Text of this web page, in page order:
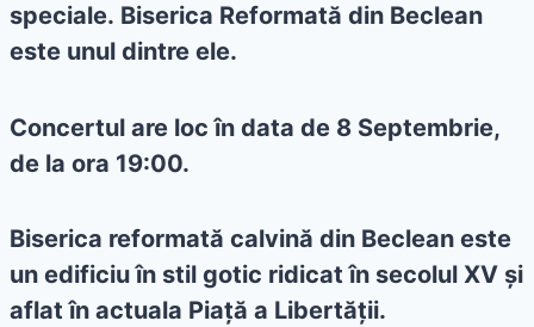
speciale. Biserica Reformată din Beclean
este unul dintre ele.
Concertul are loc în data de 8 Septembrie,
de la ora 19:00.
Biserica reformată calvină din Beclean este
un edificiu în stil gotic ridicat în secolul XV și
aflat în actuala Piață a Libertății.